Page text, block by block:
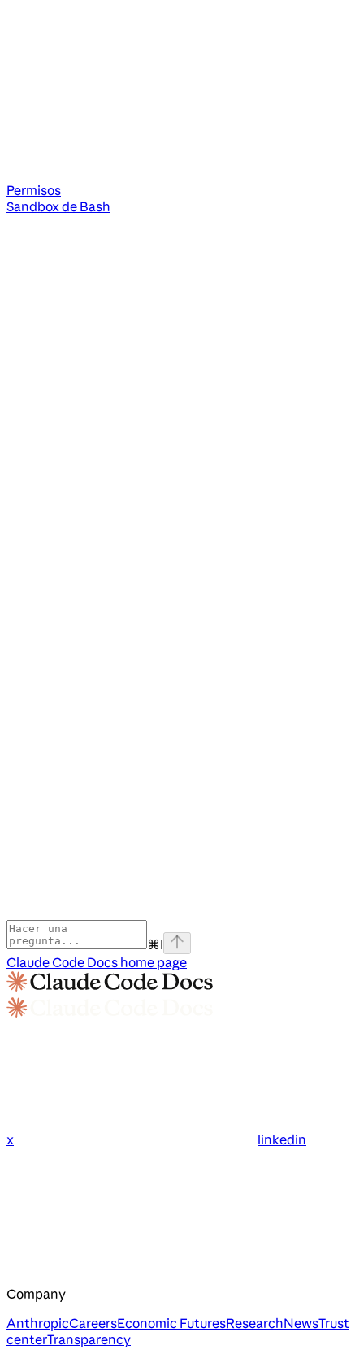
Permisos
Sandbox de Bash
⌘I
Claude Code Docs home page
x linkedin
Company
AnthropicCareersEconomic FuturesResearchNewsTrust
centerTransparency